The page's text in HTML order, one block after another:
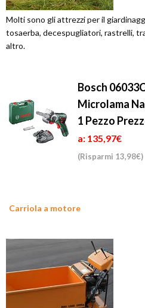
Molti sono gli attrezzi per il
tosaerba, decespugliatori, rastrelli,
altro.
Bosch
Microlama
1 Pezzo
a: 135,97€
(Risparmi 13,98€)
Carriola a motore